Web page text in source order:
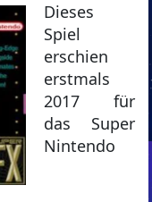
Dieses
Spiel
erschien
erstmals
2017 für
das Super
Nintendo